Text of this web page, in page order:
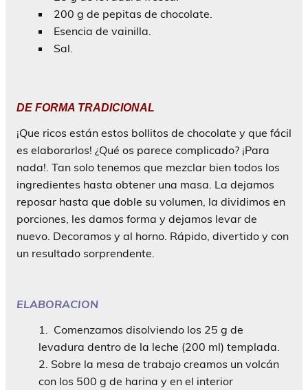
200 g de pepitas de chocolate.
Esencia de vainilla.
Sal.
DE FORMA TRADICIONAL
¡Que ricos están estos bollitos de chocolate y que fácil
es elaborarlos! ¿Qué os parece complicado? ¡Para
nada!. Tan solo tenemos que mezclar bien todos los
ingredientes hasta obtener una masa. La dejamos
reposar hasta que doble su volumen, la dividimos en
porciones, les damos forma y dejamos levar de
nuevo. Decoramos y al horno. Rápido, divertido y con
un resultado sorprendente.
ELABORACION
Comenzamos disolviendo los 25 g de
levadura dentro de la leche (200 ml) templada.
Sobre la mesa de trabajo creamos un volcán
con los 500 g de harina y en el interior